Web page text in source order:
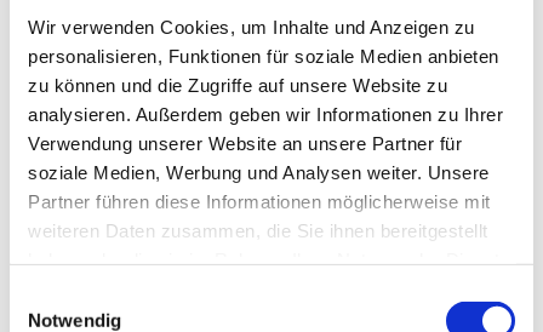
Wir verwenden Cookies, um Inhalte und Anzeigen zu
personalisieren, Funktionen für soziale Medien anbieten
zu können und die Zugriffe auf unsere Website zu
analysieren. Außerdem geben wir Informationen zu Ihrer
Verwendung unserer Website an unsere Partner für
soziale Medien, Werbung und Analysen weiter. Unsere
Partner führen diese Informationen möglicherweise mit
weiteren Daten zusammen, die Sie ihnen bereitgestellt
Notwendig
Telefon:
+49 (0) 911 398-5028
+49 (0) 911 398-5975
Klinik für Innere Medizin 8, Schwerpunkte
Kardiologie und Rhythmologie
Klinikum Nürnberg, Campus Süd
Breslauer Str. 201
Telefon: +49 (0) 911 398-2990